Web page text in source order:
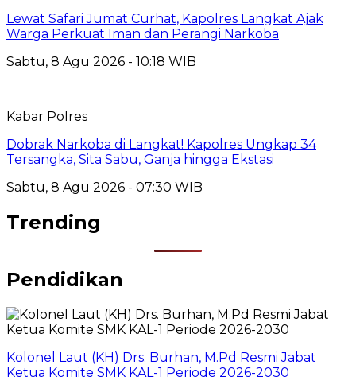
Lewat Safari Jumat Curhat, Kapolres Langkat Ajak
Warga Perkuat Iman dan Perangi Narkoba
Sabtu, 8 Agu 2026 - 10:18 WIB
Kabar Polres
Dobrak Narkoba di Langkat! Kapolres Ungkap 34
Tersangka, Sita Sabu, Ganja hingga Ekstasi
Sabtu, 8 Agu 2026 - 07:30 WIB
Trending
Pendidikan
Kolonel Laut (KH) Drs. Burhan, M.Pd Resmi Jabat
Ketua Komite SMK KAL-1 Periode 2026-2030